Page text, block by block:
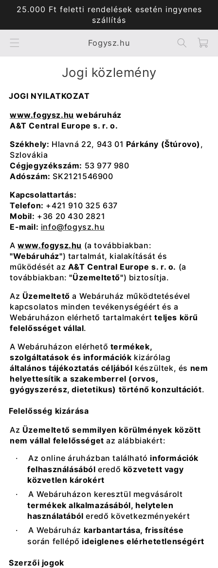
Ugrás a
tartalomhoz
25.000 Ft feletti rendelések esetén ingyenes
szállítás
Fogysz.hu Kosár
jogi közlemény
JOGI NYILATKOZAT
www.fogysz.hu webáruház
A&T Central Europe s. r. o.
Székhely: Hlavná 22, 943 01 Párkány (Štúrovo) ,
Szlovákia
Cégjegyzékszám: 53 977 980
Adószám: SK2121546900
Kapcsolattartás:
Telefon: +421 910 325 637
Mobil: +36 20 430 2821
E-mail: info@fogysz.hu
Awww.fogysz.hu (a továbbiakban:
"Webáruház") tartalmát, kialakítását és
működését az A&T Central Europe s. r. o. (a
továbbiakban:"Üzemeltető") biztosítja.
Az Üzemeltető a Webáruház működtetésével
kapcsolatos minden tevékenységéért és a
Webáruházon elérhető tartalmakértteljes körű
felelősséget vállal.
A Webáruházon elérhető termékek,
szolgáltatások és információk kizárólag
általános tájékoztatás céljából készültek, és nem
helyettesítik a szakemberrel (orvos,
gyógyszerész, dietetikus) történő konzultációt.
Felelősség kizárása
Az Üzemeltető semmilyen körülmények között
nem vállal felelősséget az alábbiakért:
·
Az online áruházban található információk
felhasználásából eredő közvetett vagy
közvetlen károkért
·
A Webáruházon keresztül megvásárolt
termékek alkalmazásából, helytelen
használatából eredő következményekért
·
A Webáruház karbantartása, frissítése
során fellépő ideiglenes elérhetetlenségért
Szerzői jogok